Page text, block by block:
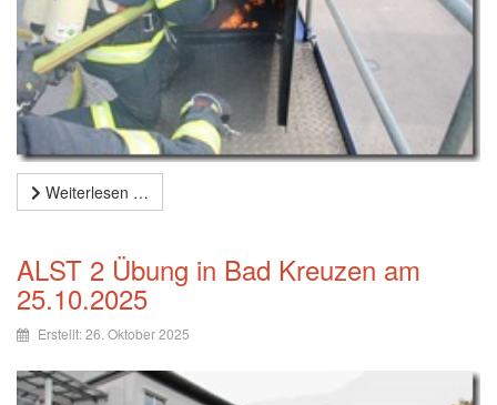
Weiterlesen …
ALST 2 Übung in Bad Kreuzen am
25.10.2025
Erstellt: 26. Oktober 2025